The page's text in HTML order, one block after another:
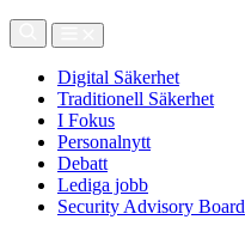
Digital Säkerhet
Traditionell Säkerhet
I Fokus
Personalnytt
Debatt
Lediga jobb
Security Advisory Board